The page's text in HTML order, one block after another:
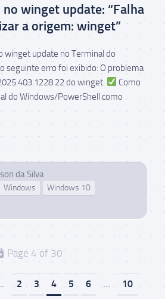
winget update: “Falha
a origem: winget”
winget update no Terminal do
seguinte erro foi exibido: O problema
do winget.
Como
do Windows/PowerShell como
da Silva
Windows
Windows 10
Page 4 of 30
2 3 4 5 6 ... 10